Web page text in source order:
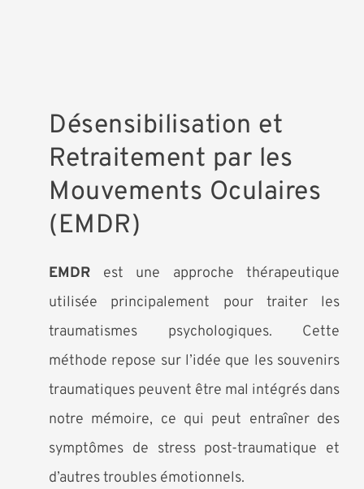
Désensibilisation et
Retraitement par les
Mouvements Oculaires
(EMDR)
EMDR est une approche thérapeutique
utilisée principalement pour traiter les
traumatismes psychologiques. Cette
méthode repose sur l’idée que les souvenirs
traumatiques peuvent être mal intégrés dans
notre mémoire, ce qui peut entraîner des
symptômes de stress post-traumatique et
d’autres troubles émotionnels.